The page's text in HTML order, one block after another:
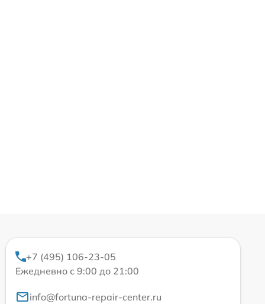
+7 (495) 106-23-05
Ежедневно с 9:00 до 21:00
info@fortuna-repair-center.ru